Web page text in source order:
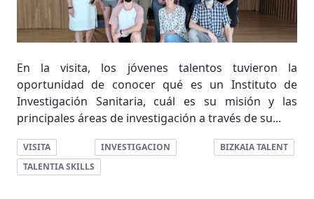
En la visita, los jóvenes talentos tuvieron la
oportunidad de conocer qué es un Instituto de
Investigación Sanitaria, cuál es su misión y las
principales áreas de investigación a través de su...
VISITA INVESTIGACION
BIZKAIA TALENT
TALENTIA SKILLS